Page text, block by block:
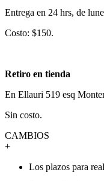
Entrega en 24 hrs, de
Costo: $150.
Retiro en tienda
En Ellauri 519 esq
Sin costo.
CAMBIOS
+
Los plazos para